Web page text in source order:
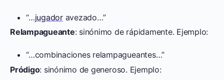
“…jugadoravezado…”
Relampagueante: sinónimo de rápidamente. Ejemplo:
“…combinaciones relampagueantes…”
Pródigo: sinónimo de generoso. Ejemplo: